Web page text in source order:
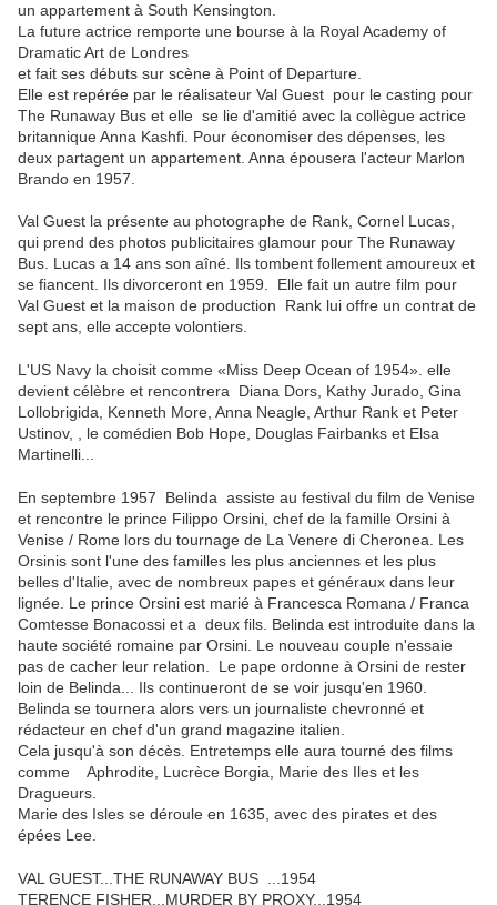
un appartement à South Kensington.
La future actrice remporte une bourse à la Royal Academy of
Dramatic Art de Londres
et fait ses débuts sur scène à Point of Departure.
Elle est repérée par le réalisateur Val Guest pour le casting pour
The Runaway Bus et elle se lie d'amitié avec la collègue actrice
britannique Anna Kashfi. Pour économiser des dépenses, les
deux partagent un appartement. Anna épousera l'acteur Marlon
Brando en 1957.
Val Guest la présente au photographe de Rank, Cornel Lucas,
qui prend des photos publicitaires glamour pour The Runaway
Bus. Lucas a 14 ans son aîné. Ils tombent follement amoureux et
se fiancent. Ils divorceront en 1959.
Elle fait un autre film pour
Val Guest et la maison de production Rank lui offre un contrat de
sept ans, elle accepte volontiers.
L'US Navy la choisit comme «Miss Deep Ocean of 1954». elle
devient célèbre et rencontrera Diana Dors, Kathy Jurado, Gina
Lollobrigida, Kenneth More, Anna Neagle, Arthur Rank et Peter
Ustinov, , le comédien Bob Hope, Douglas Fairbanks et Elsa
Martinelli...
En septembre 1957 Belinda assiste au festival du film de Venise
et rencontre le prince Filippo Orsini, chef de la famille Orsini à
Venise / Rome lors du tournage de La Venere di Cheronea. Les
Orsinis sont l'une des familles les plus anciennes et les plus
belles d'Italie, avec de nombreux papes et généraux dans leur
lignée. Le prince Orsini est marié à Francesca Romana / Franca
Comtesse Bonacossi et a deux fils. Belinda est introduite dans la
haute société romaine par Orsini. Le nouveau couple n'essaie
pas de cacher leur relation
Le pape ordonne à Orsini de rester
loin de Belinda ... Ils continueront de se voir jusqu'en 1960.
Belinda se tournera alors vers un journaliste chevronné et
rédacteur en chef d'un grand magazine italien.
Cela jusqu'à son décès. Entretemps elle aura tourné des films
comme Aphrodite, Lucrèce Borgia, Marie des Iles et les
Dragueurs.
Marie des Isles se déroule en 1635, avec des pirates et des
épées Lee.
VAL GUEST...THE RUNAWAY BUS ...1954
TERENCE FISHER...MURDER BY PROXY...1954